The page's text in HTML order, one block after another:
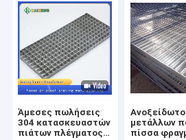
Άμεσες πωλήσεις
304 κατασκευαστών
πιάτων πλέγματος
Ανοξείδωτο
μετάλλων
πίσσα